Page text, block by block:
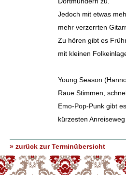
Jedoch mit etwas
mehr verzerrten
Zu hören gibt es
mit kleinen
Young Season
Raue Stimmen,
Emo-Pop-Punk gibt
kürzesten
» zurück zur Terminübersicht